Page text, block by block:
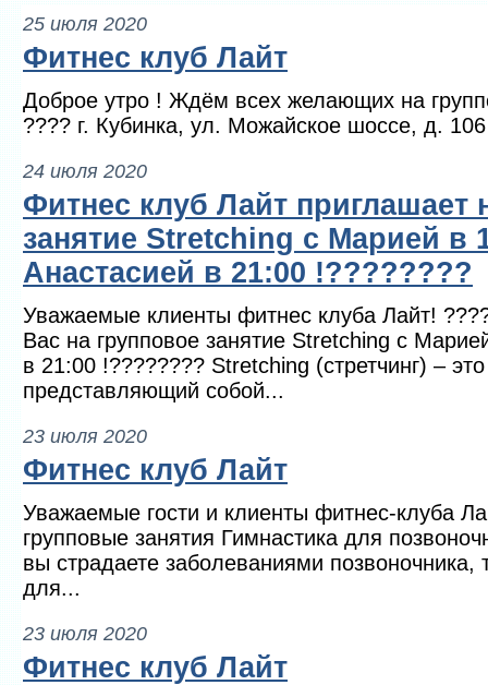
25 июля 2020
Фитнес клуб Лайт
Доброе утро ! Ждём всех желающих на
???? г. Кубинка, ул. Можайское шоссе, д.
24 июля 2020
Фитнес клуб Лайт приглашает
занятие Stretching с Марией в
Анастасией в 21:00 !????????
Уважаемые клиенты фитнес клуба Лайт!
Вас на групповое занятие Stretching с
в 21:00 !???????? Stretching (стретчинг) –
представляющий собой...
23 июля 2020
Фитнес клуб Лайт
Уважаемые гости и клиенты фитнес-клуба
групповые занятия Гимнастика для
вы страдаете заболеваниями
для...
23 июля 2020
Фитнес клуб Лайт